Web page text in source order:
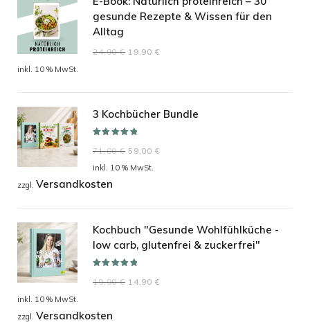
gesunde Rezepte & Wissen für den
Alltag
24,90€ Ursprünglicher
19,90 €
inkl. 10 % MwSt.
3 Kochbücher Bundle
5.00von 5
71,00€ Ursprünglicher
Preis
59,00 €
inkl. 10 % MwSt.
zzgl. Versandkosten
Kochbuch "Gesunde Wohlfühlküche -
low carb, glutenfrei & zuckerfrei"
5.00von 5
19,90€ Ursprünglicher
14,90 €
inkl. 10 % MwSt.
zzgl. Versandkosten